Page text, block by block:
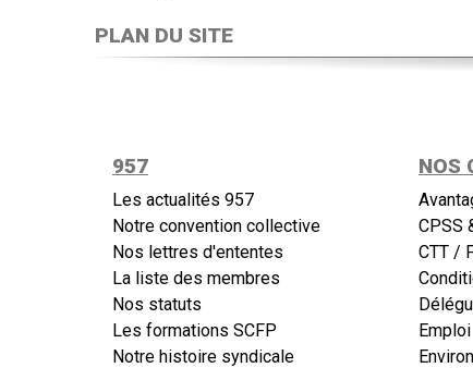
PLAN DU SITE
957
Les actualités 957
Notre convention collective
Nos lettres d'ententes
La liste des membres
Nos statuts
Les formations SCFP
Notre histoire syndicale
NOS
CPSS
CTT /
Emploi